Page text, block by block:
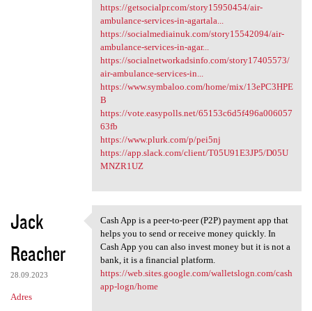
https://getsocialpr.com/story15950454/air-
ambulance-services-in-agartala...
https://socialmediainuk.com/story15542094/air-
ambulance-services-in-agar...
https://socialnetworkadsinfo.com/story17405573/
air-ambulance-services-in...
https://www.symbaloo.com/home/mix/13ePC3HPE
B
https://vote.easypolls.net/65153c6d5f496a006057
63fb
https://www.plurk.com/p/pei5nj
https://app.slack.com/client/T05U91E3JP5/D05U
MNZR1UZ
Jack
Reacher
28.09.2023
Adres
Cash App is a peer-to-peer
Cash App is a peer-to-peer (P2P) payment app that
helps you to send or receive money quickly. In
Cash App you can also invest money but it is not a
bank, it is a financial platform.
https://web.sites.google.com/walletslogn.com/cash
app-logn/home